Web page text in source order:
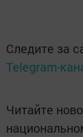
Следите за
Telegram-
Читайте